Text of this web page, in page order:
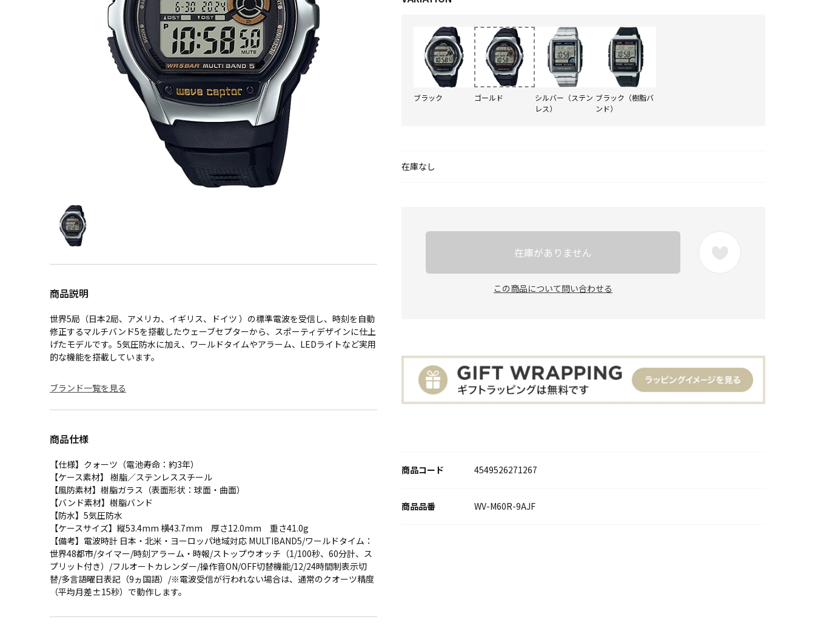
商品説明
世界5局（日本2局、アメリカ、イギリス、ドイツ ）の標準電波を受信し、時刻を自動
修正するマルチバンド5を搭載したウェーブセプターから、スポーティデザインに仕上
げたモデルです。5気圧防水に加え、ワールドタイムやアラーム、LEDライトなど実用
的な機能を搭載しています。
ブランド一覧を見る
商品仕様
【仕様】クォーツ（電池寿命：約3年）
【ケース素材】 樹脂／ステンレススチール
【風防素材】樹脂ガラス（表面形状：球面・曲面）
【バンド素材】樹脂バンド
【防水】5気圧防水
【ケースサイズ】縦53.4mm 横43.7mm 厚さ12.0mm 重さ41.0g
【備考】電波時計 日本・北米・ヨーロッパ地域対応 MULTIBAND5/ワールドタイム：
世界48都市/タイマー/時刻アラーム・時報/ストップウオッチ（1/100秒、60分計、ス
プリット付き）/フルオートカレンダー/操作音ON/OFF切替機能/12/24時間制表示切
替/多言語曜日表記（9ヵ国語）/※電波受信が行われない場合は、通常のクオーツ精度
（平均月差±15秒）で動作します。
商品コード 4549526271267
WV-M60R-9AJF
在庫なし
ブラック ゴールド
シルバー（ステン
レス）
ブラック（樹脂バ
ンド）
在庫がありません
この商品について問い合わせる